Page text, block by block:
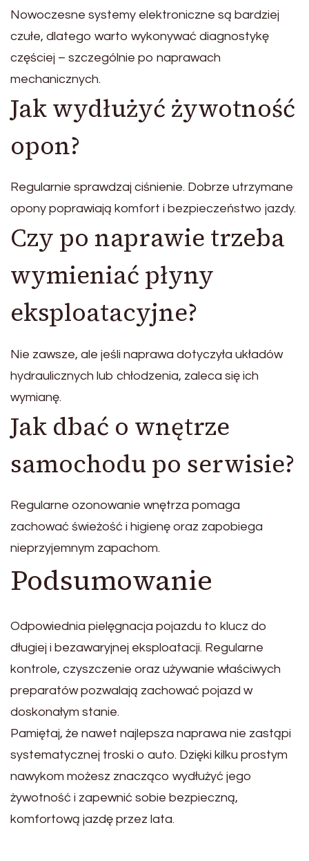
Nowoczesne systemy elektroniczne są bardziej
czułe, dlatego warto wykonywać diagnostykę
częściej – szczególnie po naprawach
mechanicznych.
Jak wydłużyć żywotność
opon?
Regularnie sprawdzaj ciśnienie. Dobrze utrzymane
opony poprawiają komfort i bezpieczeństwo jazdy.
Czy po naprawie trzeba
wymieniać płyny
eksploatacyjne?
Nie zawsze, ale jeśli naprawa dotyczyła układów
hydraulicznych lub chłodzenia, zaleca się ich
wymianę.
Jak dbać o wnętrze
samochodu po serwisie?
Regularne ozonowanie wnętrza pomaga
zachować świeżość i higienę oraz zapobiega
nieprzyjemnym zapachom.
Podsumowanie
Odpowiednia pielęgnacja pojazdu to klucz do
długiej i bezawaryjnej eksploatacji. Regularne
kontrole, czyszczenie oraz używanie właściwych
preparatów pozwalają zachować pojazd w
doskonałym stanie.
Pamiętaj, że nawet najlepsza naprawa nie zastąpi
systematycznej troski o auto. Dzięki kilku prostym
nawykom możesz znacząco wydłużyć jego
żywotność i zapewnić sobie bezpieczną,
komfortową jazdę przez lata.